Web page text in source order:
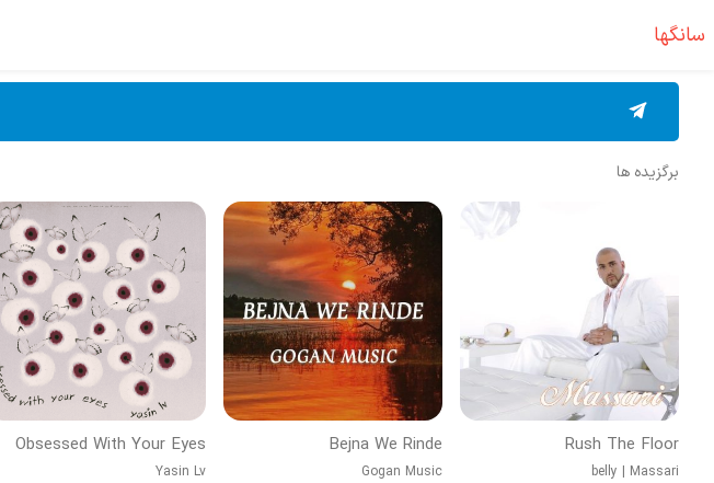
سانگها
برگزیده ها
Rush The Floor
belly | Massari
Bejna We Rinde
Gogan Music
Obsessed With Your Eyes
Yasin Lv